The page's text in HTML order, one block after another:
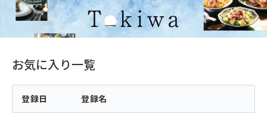
お気に入り一覧
登録日 登録名